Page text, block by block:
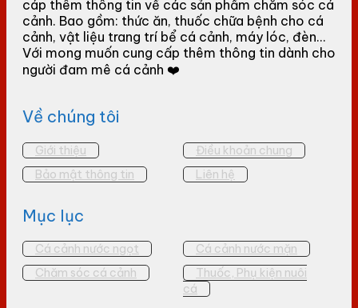
cáp thêm thông tin về các sản phẩm chăm sóc cá
cảnh. Bao gồm: thức ăn, thuốc chữa bệnh cho cá
cảnh, vật liệu trang trí bể cá cảnh, máy lóc, đèn...
Với mong muốn cung cấp thêm thông tin dành cho
người đam mê cá cảnh ❤️
Về chúng tôi
Giới thiệu
Điều khoản chung
Bảo mật thông tin
Liên hệ
Mục lục
Cá cảnh nước ngọt
Cá cảnh nước mặn
Chăm sóc cá cảnh
Thuốc, Phụ kiện nuôi
cá